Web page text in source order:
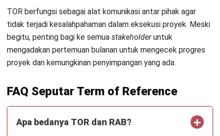
KonsultasiGratisdan Dapatkan Solusi
yang Tepat